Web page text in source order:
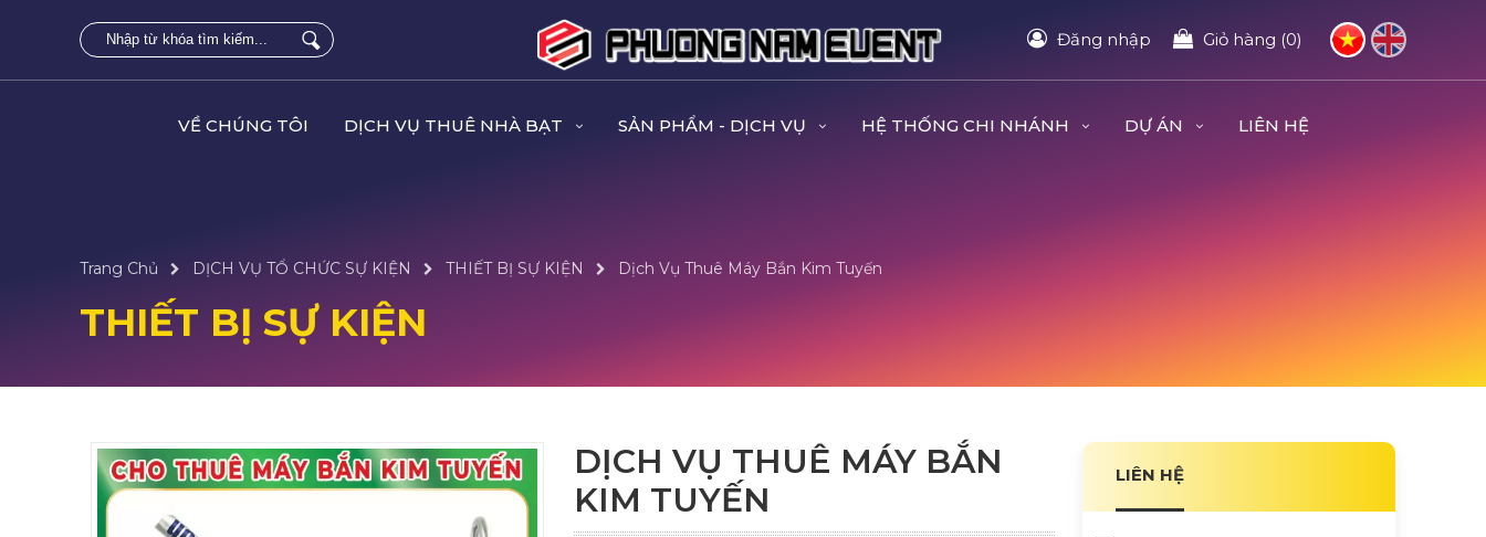
Đăng nhập Giỏ hàng (0)
VỀ CHÚNG TÔI DỊCH VỤ THUÊ NHÀ BẠT SẢN PHẨM - DỊCH VỤ HỆ THỐNG CHI NHÁNH DỰ ÁN LIÊN HỆ
Trang Chủ DỊCH VỤ TỔ CHỨC SỰ KIỆN THIẾT BỊ SỰ KIỆN Dịch Vụ Thuê Máy Bắn Kim Tuyến
THIẾT BỊ SỰ KIỆN
DỊCH VỤ THUÊ MÁY BẮN
KIM TUYẾN
LIÊN HỆ